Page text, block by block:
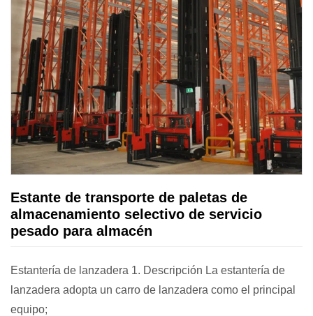
Estante de transporte de paletas de
almacenamiento selectivo de servicio
pesado para almacén
Estantería de lanzadera 1. Descripción La estantería de
lanzadera adopta un carro de lanzadera como el principal
equipo;